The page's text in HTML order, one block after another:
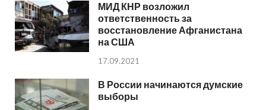
МИД КНР возложил
ответственность за
восстановление Афганистана
на США
17.09.2021
В России начинаются думские
выборы